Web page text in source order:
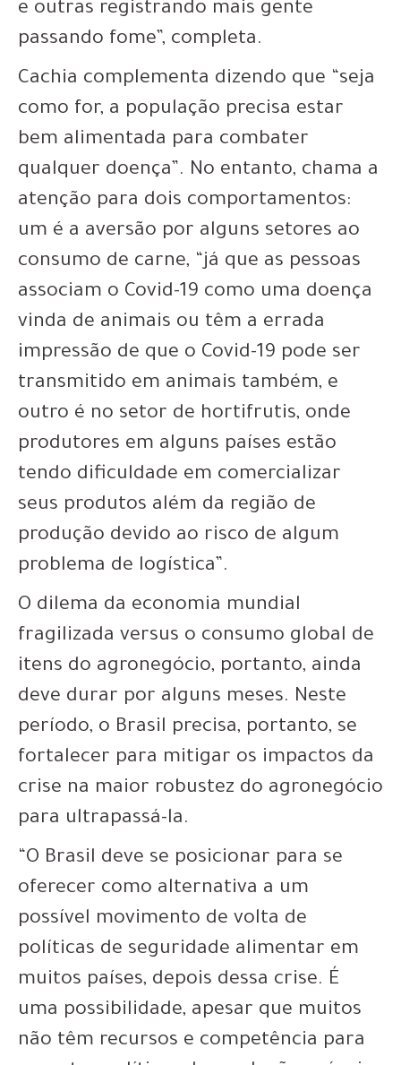
e outras registrando mais gente
passando fome”, completa.
Cachia complementa dizendo que “seja
como for, a população precisa estar
bem alimentada para combater
qualquer doença”. No entanto, chama a
atenção para dois comportamentos:
um é a aversão por alguns setores ao
consumo de carne, “já que as pessoas
associam o Covid-19 como uma doença
vinda de animais ou têm a errada
impressão de que o Covid-19 pode ser
transmitido em animais também, e
outro é no setor de hortifrutis, onde
produtores em alguns países estão
tendo dificuldade em comercializar
seus produtos além da região de
produção devido ao risco de algum
problema de logística”.
O dilema da economia mundial
fragilizada versus o consumo global de
itens do agronegócio, portanto, ainda
deve durar por alguns meses. Neste
período, o Brasil precisa, portanto, se
fortalecer para mitigar os impactos da
crise na maior robustez do agronegócio
para ultrapassá-la.
“O Brasil deve se posicionar para se
oferecer como alternativa a um
possível movimento de volta de
políticas de seguridade alimentar em
muitos países, depois dessa crise. É
uma possibilidade, apesar que muitos
não têm recursos e competência para